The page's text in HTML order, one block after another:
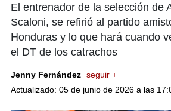
El entrenador de la selección de
Scaloni, se refirió al partido
Honduras y lo que hará cuando
el DT de los catrachos
Jenny Fernández seguir +
Actualizado: 05 de junio de 2026 a las